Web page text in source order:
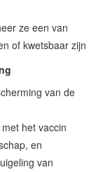
ze een van
of kwetsbaar zijn
van de
het vaccin
en
van